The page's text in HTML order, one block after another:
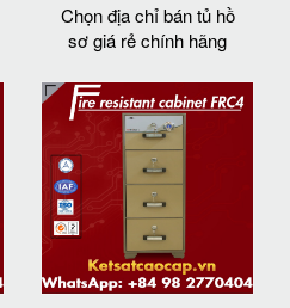
Chọn địa chỉ bán tủ hồ
sơ giá rẻ chính hãng